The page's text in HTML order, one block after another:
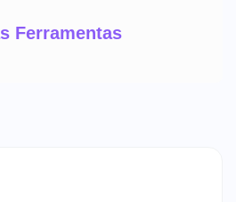
Ferramentas